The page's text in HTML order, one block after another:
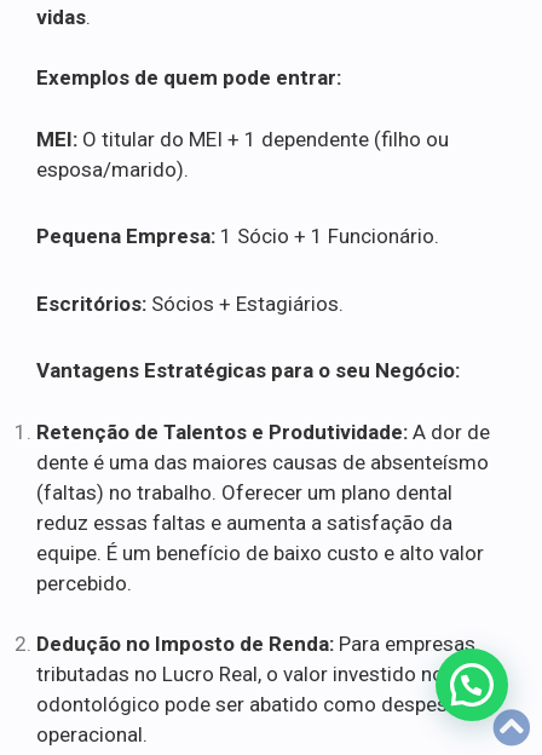
vidas.
Exemplos de quem pode entrar:
MEI: O titular do MEI + 1 dependente (filho ou
esposa/marido).
Pequena Empresa: 1 Sócio + 1 Funcionário.
Escritórios: Sócios + Estagiários.
Vantagens Estratégicas para o seu Negócio:
Retenção de Talentos e Produtividade: A dor de
dente é uma das maiores causas de absenteísmo
(faltas) no trabalho. Oferecer um plano dental
reduz essas faltas e aumenta a satisfação da
equipe. É um benefício de baixo custo e alto valor
percebido.
Dedução no Imposto de Renda: Para empresas
tributadas no Lucro Real, o valor investido no plano
odontológico pode ser abatido como despesa
operacional.